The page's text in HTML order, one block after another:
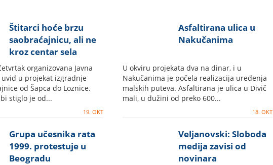
Štitarci hoće brzu
saobraćajnicu, ali ne
kroz centar sela
organizovana Javna
u projekat izgradnje
od Šapca do Loznice.
stiglo je od...
19. OKT
Asfaltirana ulica u
Nakučanima
U okviru projekata dva na dinar, i u
Nakučanima je počela realizacija uređenja
malskih puteva. Asfaltirana je ulica u Divič
mali, u dužini od preko 600...
18. OKT
Grupa učesnika rata
1999. protestuje u
Beogradu
Veljanovski: Sloboda
medija zavisi od
novinara